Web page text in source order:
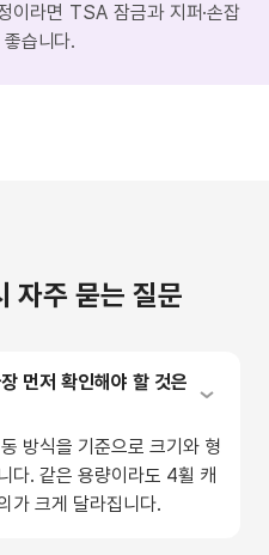
이라면 TSA 잠금과 지퍼·손잡
습니다.
자주 묻는 질문
먼저 확인해야 할 것은
방식을 기준으로 크기와 형
다. 같은 용량이라도 4휠 캐
가 크게 달라집니다.